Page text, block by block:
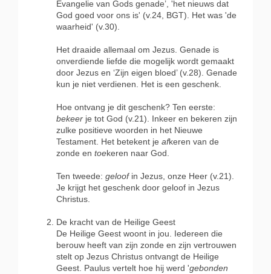
Evangelie van Gods genade’, 'het nieuws dat
God goed voor ons is' (v.24, BGT). Het was 'de
waarheid' (v.30).
Het draaide allemaal om Jezus. Genade is
onverdiende liefde die mogelijk wordt gemaakt
door Jezus en ‘Zijn eigen bloed’ (v.28). Genade
kun je niet verdienen. Het is een geschenk.
Hoe ontvang je dit geschenk? Ten eerste:
bekeer je tot God (v.21). Inkeer en bekeren zijn
zulke positieve woorden in het Nieuwe
Testament. Het betekent je afkeren van de
zonde en toekeren naar God.
Ten tweede: geloof in Jezus, onze Heer (v.21).
Je krijgt het geschenk door geloof in Jezus
Christus.
De kracht van de Heilige Geest
De Heilige Geest woont in jou. Iedereen die
berouw heeft van zijn zonde en zijn vertrouwen
stelt op Jezus Christus ontvangt de Heilige
Geest. Paulus vertelt hoe hij werd 'gebonden